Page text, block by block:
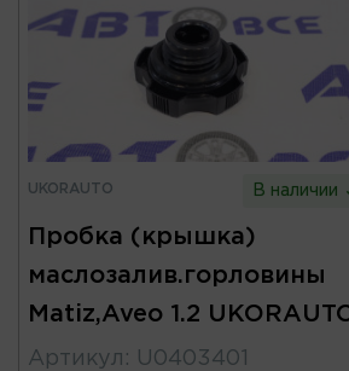
UKORAUTO В наличии
Пробка (крышка)
маслозалив.горловины
Matiz,Aveo 1.2
Артикул : U0403401